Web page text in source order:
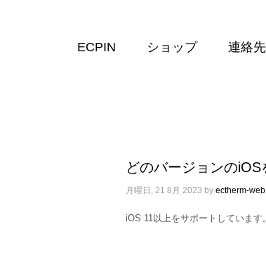
ECPIN ショップ 連絡先
どのバージョンの
月曜日, 21 8月 2023 byectherm-web
iOS 11以上をサポートしています。